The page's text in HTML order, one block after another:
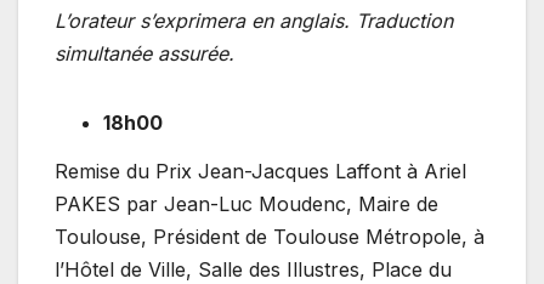
L’orateur s’exprimera en anglais. Traduction
simultanée assurée.
18h00
Remise du Prix Jean-Jacques Laffont à Ariel
PAKES par Jean-Luc Moudenc, Maire de
Toulouse, Président de Toulouse Métropole, à
l’Hôtel de Ville, Salle des Illustres, Place du